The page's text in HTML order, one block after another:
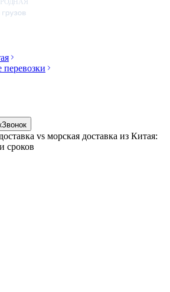
Звонок
vs морская доставка из Китая:
сроков